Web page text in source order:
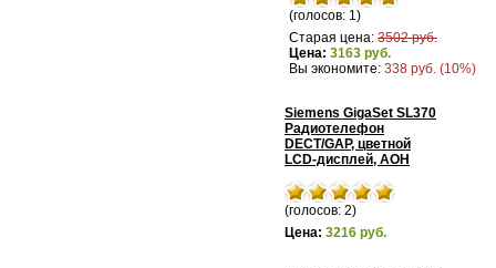
(голосов: 1)
Старая цена: 3502 руб.
Цена: 3163 руб.
Вы экономите: 338 руб. (10%)
Siemens GigaSet SL370
Радиотелефон
DECT/GAP, цветной
LCD-дисплей, АОН
(голосов: 2)
Цена: 3216 руб.